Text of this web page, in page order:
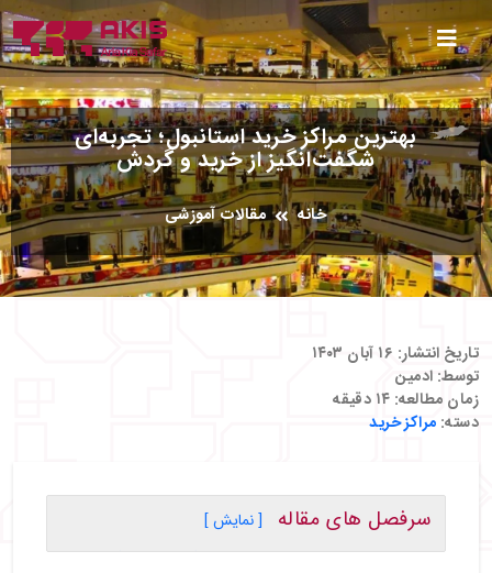
بهترین مراکز خرید استانبول؛ تجربه‌ای
شگفت‌انگیز از خرید و گردش
خانه مقالات آموزشی
تاریخ انتشار: ۱۶ آبان ۱۴۰۳
توسط: ادمین
زمان مطالعه: ۱۴ دقیقه
دسته: مراکز خرید
سرفصل های مقاله
[ نمایش ]
・مراکز خرید ارزان استانبول در نزدیکی میدان تکسیم